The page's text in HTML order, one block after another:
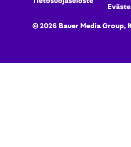
©2026 Bauer Media Group,